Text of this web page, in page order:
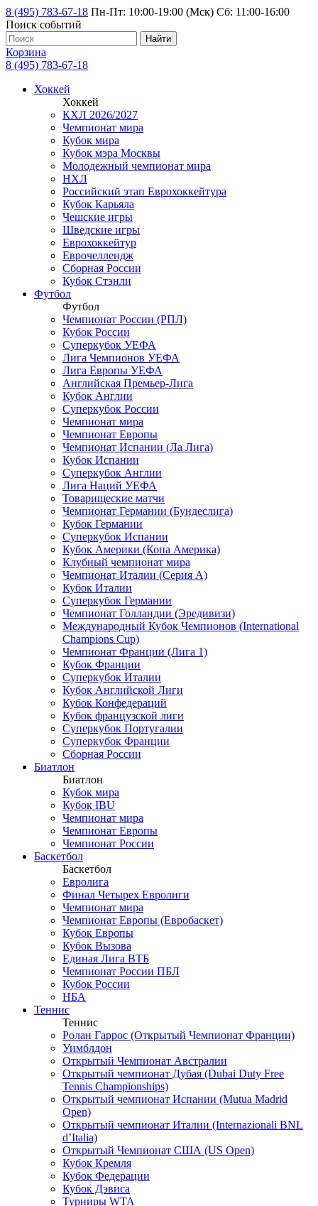
8 (495) 783-67-18 Пн-Пт: 10:00-19:00 (Мск) Сб: 11:00-16:00
Поиск событий
Найти
Корзина
8 (495) 783-67-18
Хоккей
Хоккей
КХЛ 2026/2027
Чемпионат мира
Кубок мира
Кубок мэра Москвы
Молодежный чемпионат мира
НХЛ
Российский этап Еврохоккейтура
Кубок Карьяла
Чешские игры
Шведские игры
Еврохоккейтур
Еврочеллендж
Сборная России
Кубок Стэнли
Футбол
Футбол
Чемпионат России (РПЛ)
Кубок России
Суперкубок УЕФА
Лига Чемпионов УЕФА
Лига Европы УЕФА
Английская Премьер-Лига
Кубок Англии
Суперкубок России
Чемпионат мира
Чемпионат Европы
Чемпионат Испании (Ла Лига)
Кубок Испании
Суперкубок Англии
Лига Наций УЕФА
Товарищеские матчи
Чемпионат Германии (Бундеслига)
Кубок Германии
Суперкубок Испании
Кубок Америки (Копа Америка)
Клубный чемпионат мира
Чемпионат Италии (Серия А)
Кубок Италии
Суперкубок Германии
Чемпионат Голландии (Эредивизи)
Международный Кубок Чемпионов (International
Champions Cup)
Чемпионат Франции (Лига 1)
Кубок Франции
Суперкубок Италии
Кубок Английской Лиги
Кубок Конфедераций
Кубок французской лиги
Суперкубок Португалии
Суперкубок Франции
Сборная России
Биатлон
Биатлон
Кубок мира
Кубок IBU
Чемпионат мира
Чемпионат Европы
Чемпионат России
Баскетбол
Баскетбол
Евролига
Финал Четырех Евролиги
Чемпионат мира
Чемпионат Европы (Евробаскет)
Кубок Европы
Кубок Вызова
Единая Лига ВТБ
Чемпионат России ПБЛ
Кубок России
НБА
Теннис
Теннис
Ролан Гаррос (Открытый Чемпионат Франции)
Уимблдон
Открытый Чемпионат Австралии
Открытый чемпионат Дубая (Dubai Duty Free
Tennis Championships)
Открытый чемпионат Испании (Mutua Madrid
Open)
Открытый чемпионат Италии (Internazionali BNL
d’Italia)
Открытый Чемпионат США (US Open)
Кубок Кремля
Кубок Федерации
Кубок Дэвиса
Турниры WTA